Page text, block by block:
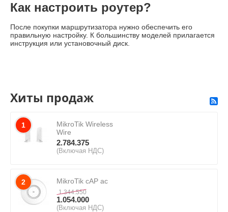
Как настроить роутер?
После покупки маршрутизатора нужно обеспечить его
правильную настройку. К большинству моделей прилагается
инструкция или установочный диск.
Хиты продаж
1
MikroTik Wireless
Wire
2.784.375
(Включая НДС)
2 MikroTik cAP ac
1.344.550
1.054.000
(Включая НДС)